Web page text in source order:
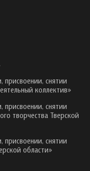
снятии
коллектив»
снятии
творчества Тверской
снятии
области»